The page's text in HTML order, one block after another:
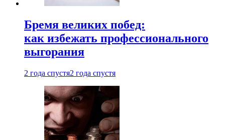
Бремя великих побед:
как избежать профессионального
выгорания
2 года спустя2 года спустя